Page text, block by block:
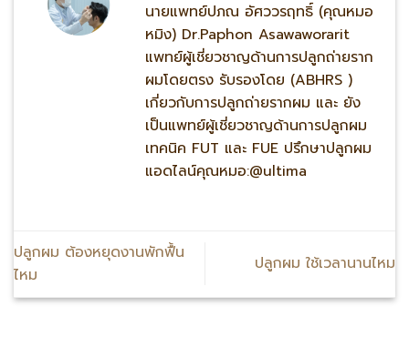
นายแพทย์ปภณ อัศววรฤทธิ์ (คุณหมอ
หมิง) Dr.Paphon Asawaworarit
แพทย์ผู้เชี่ยวชาญด้านการปลูกถ่ายราก
ผมโดยตรง รับรองโดย (ABHRS )
เกี่ยวกับการปลูกถ่ายรากผม และ ยัง
เป็นแพทย์ผู้เชี่ยวชาญด้านการปลูกผม
เทคนิค FUT และ FUE ปรึกษาปลูกผม
แอดไลน์คุณหมอ:@ultima
ปลูกผม ต้องหยุดงานพักฟื้น
ไหม
ปลูกผม ใช้เวลานานไหม